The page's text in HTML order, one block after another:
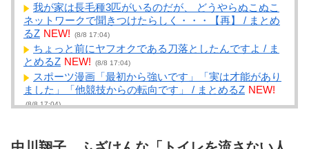
我が家は長毛種3匹がいるのだが、 どうやらぬこぬこ
ネットワークで聞きつけたらしく・・・【再】 / まとめ
るZ NEW! (8/8 17:04)
ちょっと前にヤフオクである刀落としたんですよ / ま
とめるZ NEW! (8/8 17:04)
スポーツ漫画「最初から強いです」「実は才能があり
ました」「他競技からの転向です」 / まとめるZ NEW!
(8/8 17:04)
方、子育てしていない人は潤沢な資金で悠々老後だと歪